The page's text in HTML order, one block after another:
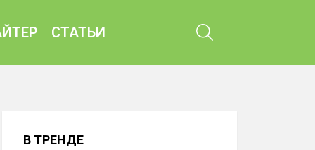
СТАТЬИ
В ТРЕНДЕ